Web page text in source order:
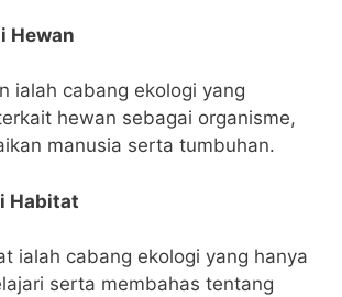
Hewan
ialah cabang ekologi yang
hewan sebagai organisme,
manusia serta tumbuhan.
Habitat
ialah cabang ekologi yang hanya
serta membahas tentang